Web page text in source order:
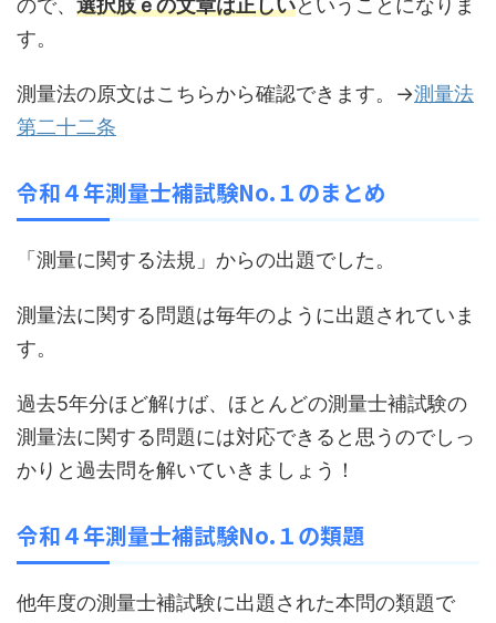
ので、 選択肢ｅの文章は正しいということになりま
す。
測量法の原文はこちらから確認できます。→測量法
第二十二条
令和４年測量士補試験No.１のまとめ
「測量に関する法規」からの出題でした。
測量法に関する問題は毎年のように出題されていま
す。
過去5年分ほど解けば、ほとんどの測量士補試験の
測量法に関する問題には対応できると思うのでしっ
かりと過去問を解いていきましょう！
令和４年測量士補試験No.１の類題
他年度の測量士補試験に出題された本問の類題で